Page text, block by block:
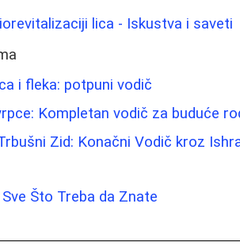
lica - Iskustva i saveti
i fleka: potpuni vodič
Kompletan vodič za buduće
Zid: Konačni Vodič kroz
Što Treba da Znate